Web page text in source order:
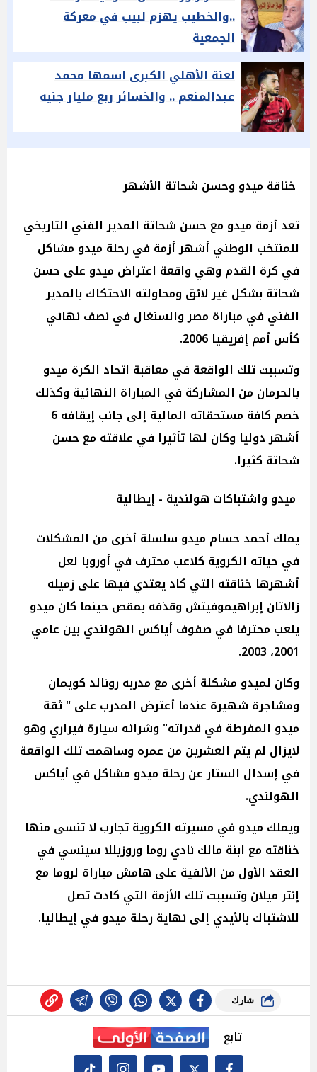
..والخطيب يهزم لبيب في معركة
الجمعية
لعنة الأهلي الكبرى اسمها محمد
عبدالمنعم .. والخسائر ربع مليار جنيه
خناقة ميدو وحسن شحاتة الأشهر
تعد أزمة ميدو مع حسن شحاتة المدير الفني التاريخي
للمنتخب الوطني أشهر أزمة في رحلة ميدو مشاكل
في كرة القدم وهي واقعة اعتراض ميدو على حسن
شحاتة بشكل غير لائق ومحاولته الاحتكاك بالمدير
الفني في مباراة مصر والسنغال في نصف نهائي
كأس أمم إفريقيا 2006.
وتسببت تلك الواقعة في معاقبة اتحاد الكرة ميدو
بالحرمان من المشاركة في المباراة النهائية وكذلك
خصم كافة مستحقاته المالية إلى جانب إيقافه 6
أشهر دوليا وكان لها تأثيرا في علاقته مع حسن
شحاتة كثيرا.
ميدو واشتباكات هولندية - إيطالية
يملك أحمد حسام ميدو سلسلة أخرى من المشكلات
في حياته الكروية كلاعب محترف في أوروبا لعل
أشهرها خناقته التي كاد يعتدي فيها على زميله
زالاتان إبراهيموفيتش وقذفه بمقص حينما كان ميدو
يلعب محترفا في صفوف أياكس الهولندي بين عامي
2001، 2003.
وكان لميدو مشكلة أخرى مع مدربه رونالد كويمان
ومشاجرة شهيرة عندما أعترض المدرب على " ثقة
ميدو المفرطة في قدراته" وشرائه سيارة فيراري وهو
لايزال لم يتم العشرين من عمره وساهمت تلك الواقعة
في إسدال الستار عن رحلة ميدو مشاكل في أياكس
الهولندي.
ويملك ميدو في مسيرته الكروية تجارب لا تنسى منها
خناقته مع ابنة مالك نادي روما وروزيللا سينسي في
العقد الأول من الألفية على هامش مباراة لروما مع
إنتر ميلان وتسببت تلك الأزمة التي كادت تصل
للاشتباك بالأيدي إلى نهاية رحلة ميدو في إيطاليا.
شارك
تابع